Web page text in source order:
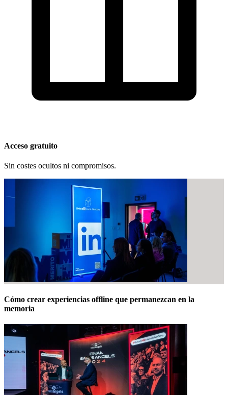
Acceso gratuito
Sin costes ocultos ni compromisos.
Cómo crear experiencias offline que permanezcan en la
memoria